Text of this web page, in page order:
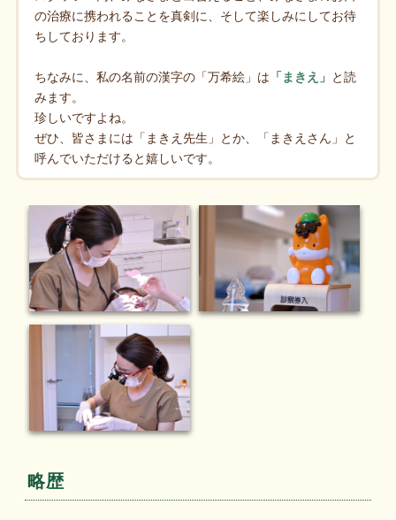
の治療に携われることを真剣に、そして楽しみにしてお待
ちしております。
ちなみに、私の名前の漢字の「万希絵」は 「まきえ」 と読
みます。
珍しいですよね。
ぜひ、皆さまには「まきえ先生」とか、「まきえさん」と
呼んでいただけると嬉しいです。
略歴